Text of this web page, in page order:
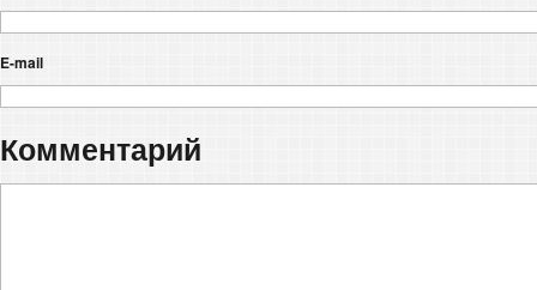
E-mail
Комментарий